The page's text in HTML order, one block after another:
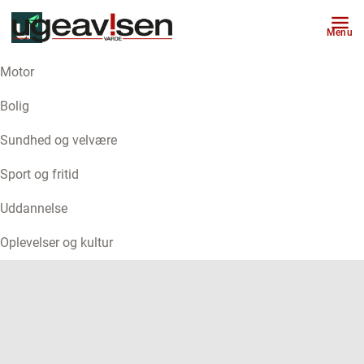
Menu
Motor
Bolig
Sundhed og velvære
Sport og fritid
Uddannelse
Oplevelser og kultur